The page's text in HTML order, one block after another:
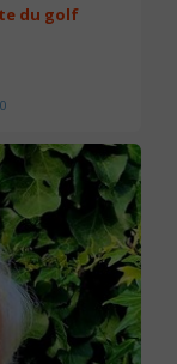
du golf